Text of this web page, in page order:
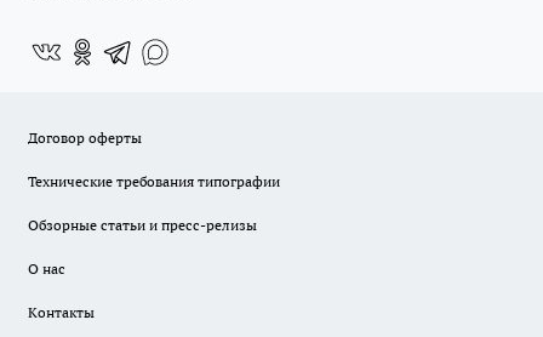
Договор оферты
Технические требования типографии
Обзорные статьи и пресс-релизы
О нас
Контакты